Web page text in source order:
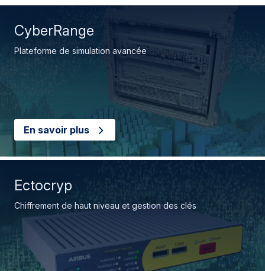
CyberRange
Plateforme de simulation avancée
En savoir plus
Ectocryp
Chiffrement de haut niveau et gestion des clés